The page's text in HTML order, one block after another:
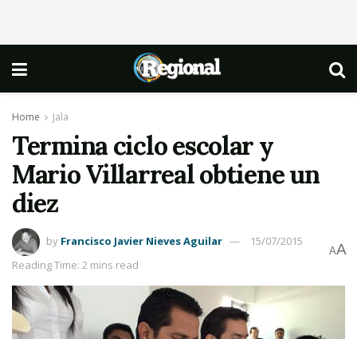
Home Jala
Termina ciclo escolar y
Mario Villarreal obtiene un
diez
by Francisco Javier Nieves Aguilar
15/07/2015
Reading Time: 2 mins read
AA